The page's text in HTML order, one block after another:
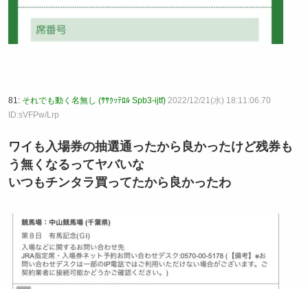
81: それでも動く名無し (ｻｻｸｯﾃﾛﾙ Spb3-ijtf) 2022/12/21(水) 18:11:06.70
ID:sVFPw/Lrp
ワイも入場券の抽選通ったから良かったけど残券も
う無くなるってヤバいな
いつもチンタラ買ってたから良かったわ